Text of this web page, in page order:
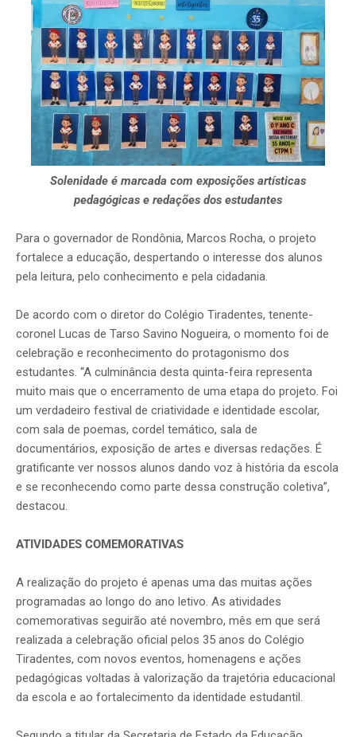
Solenidade é marcada com exposições artísticas
pedagógicas e redações dos estudantes
Para o governador de Rondônia, Marcos Rocha, o projeto
fortalece a educação, despertando o interesse dos alunos
pela leitura, pelo conhecimento e pela cidadania.
De acordo com o diretor do Colégio Tiradentes, tenente-
coronel Lucas de Tarso Savino Nogueira, o momento foi de
celebração e reconhecimento do protagonismo dos
estudantes. “A culminância desta quinta-feira representa
muito mais que o encerramento de uma etapa do projeto. Foi
um verdadeiro festival de criatividade e identidade escolar,
com sala de poemas, cordel temático, sala de
documentários, exposição de artes e diversas redações. É
gratificante ver nossos alunos dando voz à história da escola
e se reconhecendo como parte dessa construção coletiva”,
destacou.
ATIVIDADES COMEMORATIVAS
A realização do projeto é apenas uma das muitas ações
programadas ao longo do ano letivo. As atividades
comemorativas seguirão até novembro, mês em que será
realizada a celebração oficial pelos 35 anos do Colégio
Tiradentes, com novos eventos, homenagens e ações
pedagógicas voltadas à valorização da trajetória educacional
da escola e ao fortalecimento da identidade estudantil.